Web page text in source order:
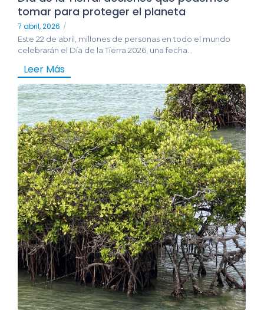
tomar para proteger el planeta
7 abril, 2026 /
Este 22 de abril, millones de personas en todo el mundo
celebrarán el Día de la Tierra 2026, una fecha...
Leer Más